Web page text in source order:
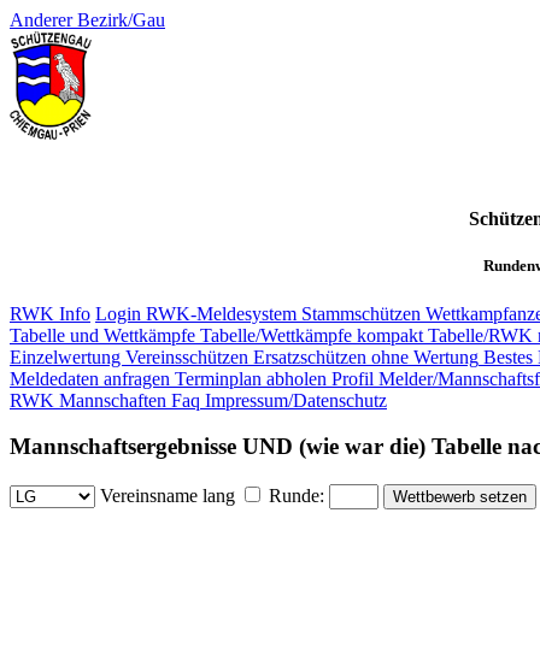
Anderer Bezirk/Gau
RWK Info Login RWK-Meldesystem Stammschützen
Tabelle und Wettkämpfe Tabelle/Wettkämpfe kompakt Tabelle/RWK
Einzelwertung Vereinsschützen Ersatzschützen ohne Wertung Bestes
Meldedaten anfragen Terminplan abholen Profil Melder/
RWK Mannschaften Faq Impressum/Datenschutz
Mannschaftsergebnisse UND (wie war die) Tabelle
Vereinsname lang Runde: